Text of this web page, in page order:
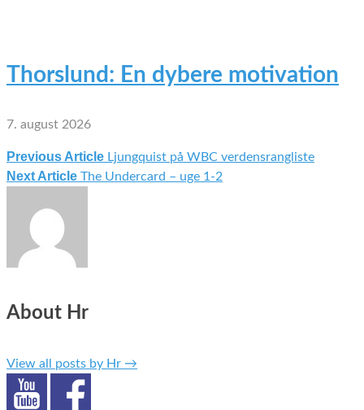
Thorslund: En dybere motivation
7. august 2026
Indlægsnavigation
Previous Article Ljungquist på WBC verdensrangliste
Next Article The Undercard – uge 1-2
About Hr
View all posts by Hr →